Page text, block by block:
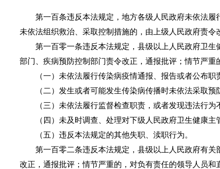
第一百条违反本法规定，地方各级人民政府未依法履
未依法组织救治、采取控制措施的，由上级人民政府责
第一百零一条违反本法规定，县级以上人民政府卫生
部门、疾病预防控制部门责令改正，通报批评；情节严
（一）未依法履行传染病疫情通报、报告或者公布职
（二）发生或者可能发生传染病传播时未依法采取预
（三）未依法履行监督检查职责，或者发现违法行为
（四）未及时调查、处理对下级人民政府卫生健康主
（五）违反本法规定的其他失职、渎职行为。
第一百零二条违反本法规定，县级以上人民政府有关
改正，通报批评；情节严重的，对负有责任的领导人员和